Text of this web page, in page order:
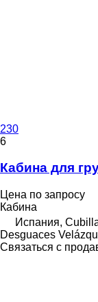
230
6
Кабина для
Цена по запросу
Кабина
Испания,
Desguaces
Связаться с